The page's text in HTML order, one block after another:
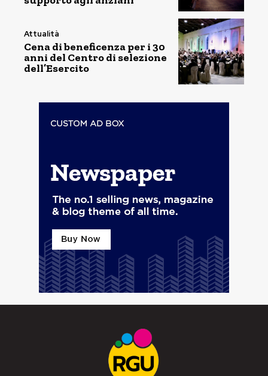
Attualità
Cena di beneficenza per i 30
anni del Centro di selezione
dell’Esercito